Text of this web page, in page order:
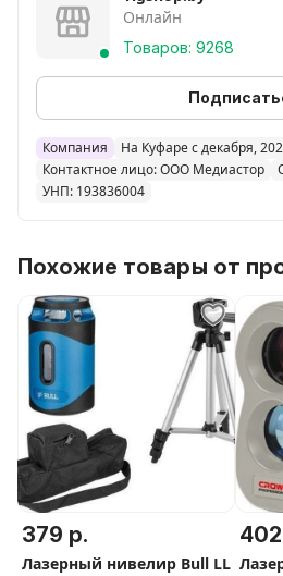
Питание
NiMH (3xAAA/1,5В)
5 000 изм.
Вес
105 г
Интерфейсы
Bluetooth
Да
Онлайн
Товаров: 9268
Компания
На Куфаре с декабря,
Контактное лицо: ООО Медиастор
УНП: 193836004
Похожие товары от
379 р.
Лазерный нивелир Bull LL